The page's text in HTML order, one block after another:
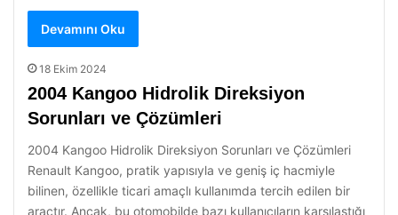
Devamını Oku
18 Ekim 2024
2004 Kangoo Hidrolik Direksiyon
Sorunları ve Çözümleri
2004 Kangoo Hidrolik Direksiyon Sorunları ve Çözümleri
Renault Kangoo, pratik yapısıyla ve geniş iç hacmiyle
bilinen, özellikle ticari amaçlı kullanımda tercih edilen bir
araçtır. Ancak, bu otomobilde bazı kullanıcıların karşılaştığı